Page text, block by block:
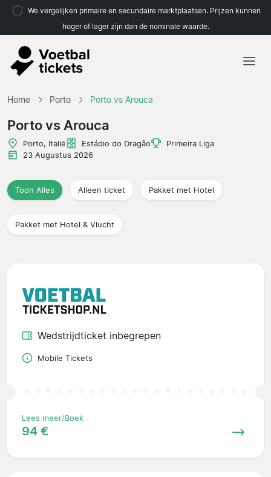
We vergelijken primaire en secundaire marktplaatsen. Prijzen kunnen
hoger of lager zijn dan de nominale waarde.
Home Porto Porto vs Arouca
Porto vs Arouca
Porto, Italië Estádio do Dragão
Primeira Liga
23 Augustus 2026
Toon Alles Alleen ticket Pakket met Hotel
Pakket met Hotel & Vlucht
Wedstrijdticket inbegrepen
Mobile Tickets
Lees meer/Boek
94 €